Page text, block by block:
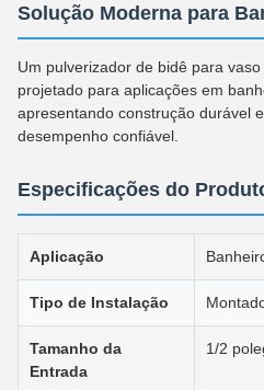
Solução Moderna para
Um pulverizador de bidê para
projetado para aplicações em
apresentando construção durável
desempenho confiável.
Especificações do
Aplicação
Tipo de Instalação
Tamanho da
Entrada
1/2